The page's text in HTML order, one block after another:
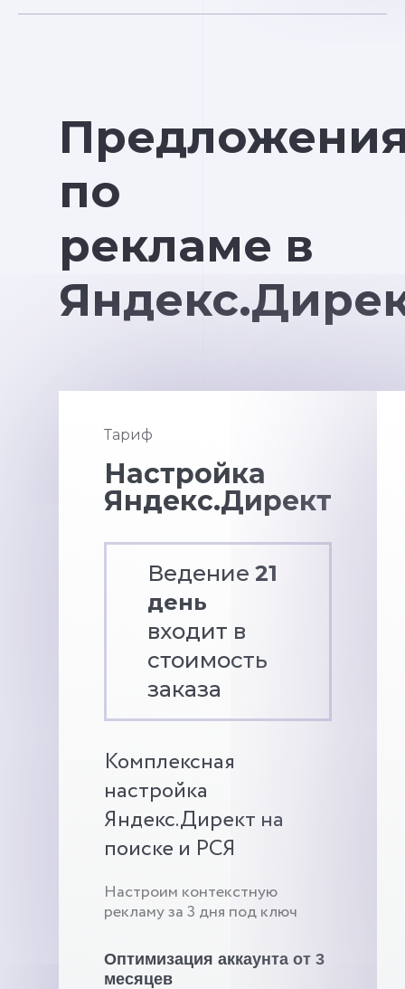
по
рекламе в
Тариф
Настройка
Яндекс.Директ
Ведение 21
день
входит в
стоимость
заказа
Комплексная
настройка
Яндекс.Директ на
поиске и РСЯ
Настроим контекстную
рекламу за 3 дня под ключ
Оптимизация аккаунта от 3
месяцев